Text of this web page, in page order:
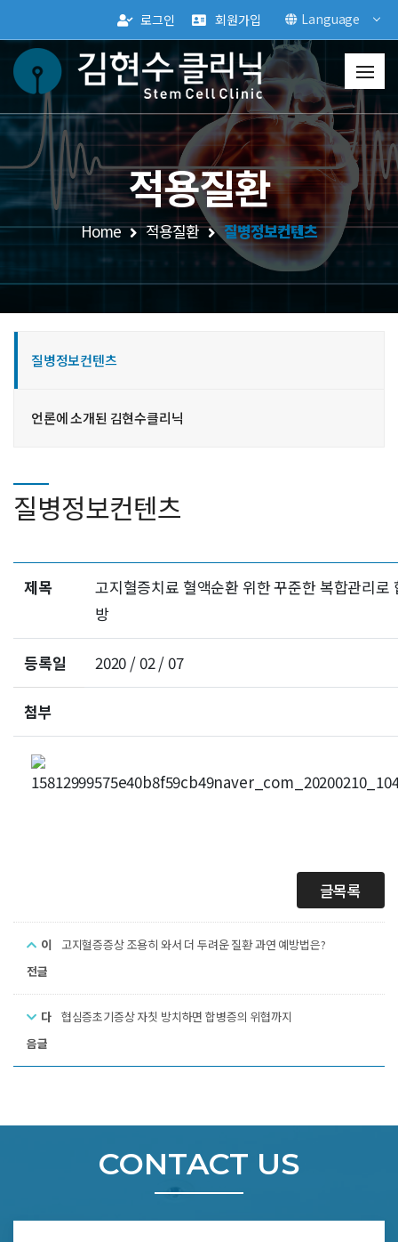
로그인 회원가입 Language
적용질환
Home 적용질환 질병정보컨텐츠
질병정보컨텐츠
언론에 소개된 김현수클리닉
질병정보컨텐츠
제목
고지혈증치료 혈액순환 위한 꾸준한 복합관리로
방
등록일 2020 / 02 / 07
첨부
글목록
이
전글
고지혈증증상 조용히 와서 더 두려운 질환 과연 예방법은?
다
음글
협심증초기증상 자칫 방치하면 합병증의 위협까지
CONTACT US